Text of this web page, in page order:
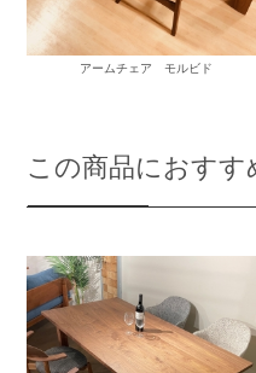
アームチェア モルビド
この商品におすす